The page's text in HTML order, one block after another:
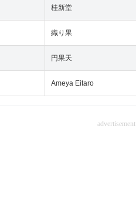
桂新堂
織り果
円果天
Ameya Eitaro
advertisement